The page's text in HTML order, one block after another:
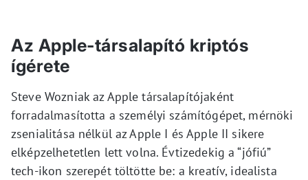
Az Apple-társalapító kriptós
ígérete
Steve Wozniak az Apple társalapítójaként
forradalmasította a személyi számítógépet, mérnöki
zsenialitása nélkül az Apple I és Apple II sikere
elképzelhetetlen lett volna. Évtizedekig a “jófiú”
tech-ikon szerepét töltötte be: a kreatív, idealista